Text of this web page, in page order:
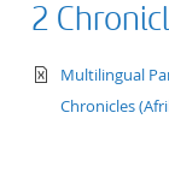
2
text/xml
Multilingual
Chronicles